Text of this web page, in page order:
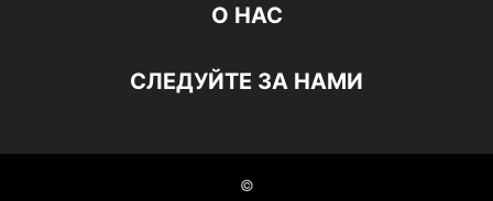
О НАС
СЛЕДУЙТЕ ЗА НАМИ
©